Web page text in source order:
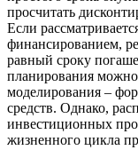
просчитать
Если
финансированием,
равный сроку
планирования можно
моделирования –
средств. Однако,
инвестиционных
жизненного цикла